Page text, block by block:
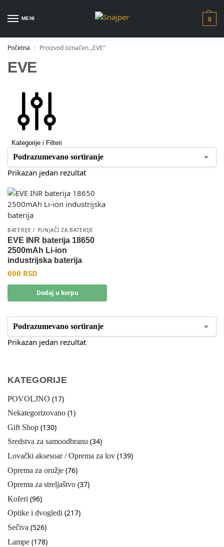
MENI 0
Početna / Proizvod označen „EVE“
EVE
Kategorije i Filteri
Prikazan jedan rezultat
BATERIJE / PUNJAČI ZA BATERIJE
EVE INR baterija 18650
2500mAh Li-ion
industrijska baterija
600 RSD
Dodaj u korpu
Prikazan jedan rezultat
KATEGORIJE
POVOLJNO (17)
Nekategorizovano (1)
Gift Shop (130)
Sredstva za samoodbranu (34)
Lovački aksesoar / Oprema za lov (139)
Oprema za oružje (76)
Oprema za streljaštvo (37)
Koferi (96)
Optike i dvogledi (217)
Sečiva (526)
Lampe (178)